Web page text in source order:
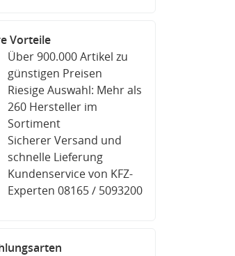
Vorteile
Über 900.000 Artikel zu
günstigen Preisen
Riesige Auswahl: Mehr als
260 Hersteller im
Sortiment
Sicherer Versand und
schnelle Lieferung
Kundenservice von KFZ-
Experten 08165 / 5093200